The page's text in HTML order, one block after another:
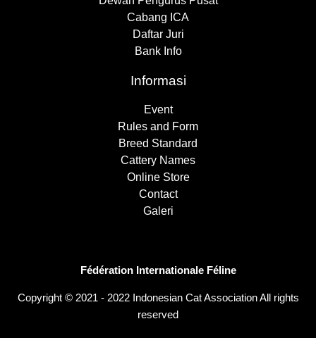
Cabang ICA
Daftar Juri
Bank Info
Informasi
Event
Rules and Form
Breed Standard
Cattery Names
Online Store
Contact
Galeri
Fédération Internationale Féline
Copyright © 2021 - 2022 Indonesian Cat Association All rights
reserved